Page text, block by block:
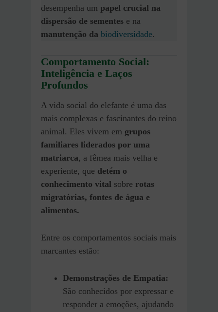
desempenha um papel crucial na
dispersão de sementes e na
manutenção da biodiversidade.
Comportamento Social:
Inteligência e Laços
Profundos
A vida social do elefante é uma das
mais complexas e fascinantes do reino
animal. Eles vivem em grupos
familiares liderados por uma
matriarca, a fêmea mais velha e
experiente, que detém o
conhecimento vital sobre rotas
migratórias, fontes de água e
alimentos.
Entre os comportamentos sociais mais
marcantes estão:
Demonstrações de Empatia:
São conhecidos por expressar e
responder a emoções, ajudando